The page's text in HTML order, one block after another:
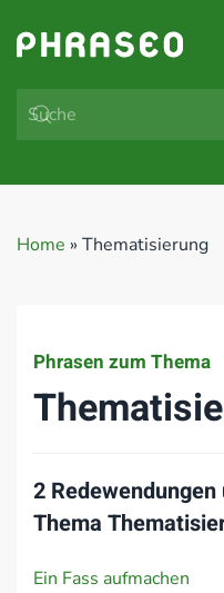
Zum Hauptinhalt
Home » Thematisierung
Phrasen zum Thema
2
Thema
Ein Fass aufmachen